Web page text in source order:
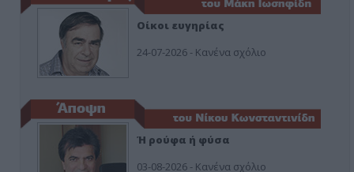
Οίκοι ευγηρίας
24-07-2026 - Κανένα σχόλιο
Ή ρούφα ή φύσα
03-08-2026 - Κανένα σχόλιο